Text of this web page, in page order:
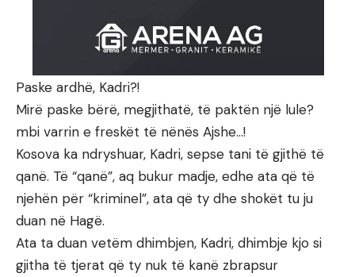
Paske ardhë, Kadri?!
Mirë paske bërë, megjithatë, të paktën një lule?
mbi varrin e freskët të nënës Ajshe…!
Kosova ka ndryshuar, Kadri, sepse tani të gjithë të
qanë. Të “qanë”, aq bukur madje, edhe ata që të
njehën për “kriminel”, ata që ty dhe shokët tu ju
duan në Hagë.
Ata ta duan vetëm dhimbjen, Kadri, dhimbje kjo si
gjitha të tjerat që ty nuk të kanë zbrapsur